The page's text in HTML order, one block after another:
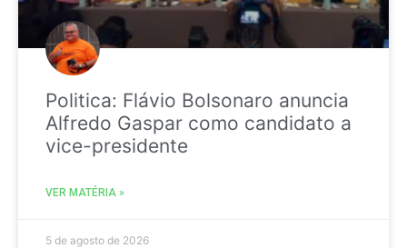
Politica: Flávio Bolsonaro anuncia
Alfredo Gaspar como candidato a
vice-presidente
VER MATÉRIA »
5 de agosto de 2026